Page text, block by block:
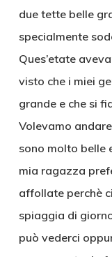
due tette belle
specialmente
Ques’etate
visto che i miei
grande e che si
Volevamo
sono molto belle
mia ragazza
affollate perchè
spiaggia di
può vederci